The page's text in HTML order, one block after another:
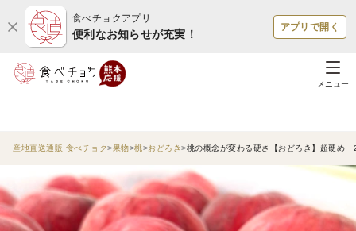
食べチョクアプリ
便利なお知らせが充実！
アプリで開く
メニュー
産地直送通販 食べチョク 果物 桃 おどろき 桃の概念が変わる硬さ【おどろき】超硬め